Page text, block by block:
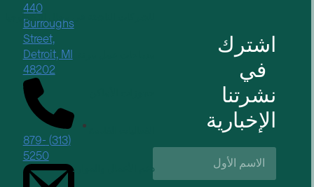
اشترك
في
نشرتنا
الإخبارية
الاسم
الأول*
للشركات الناشئة في مجال التكنولوجيا
دعم الأعمال والموارد
440
Burroughs
Street,
Detroit, MI
48202
(313) 879-
5250